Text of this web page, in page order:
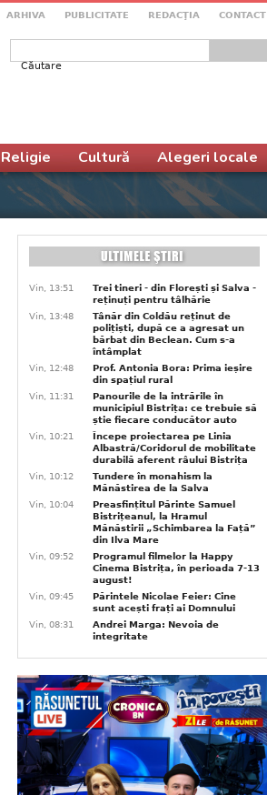
ARHIVA PUBLICITATE REDACŢIA CONTACT
Formular de căutare
Religie Cultură Alegeri locale
Vin, 13:51
Trei tineri - din Florești și Salva -
reținuți pentru tâlhărie
Vin, 13:48
Tânăr din Coldău reținut de
polițiști, după ce a agresat un
bărbat din Beclean. Cum s-a
întâmplat
Vin, 12:48
Prof. Antonia Bora: Prima ieșire
din spațiul rural
Vin, 11:31
Panourile de la intrările în
municipiul Bistrița: ce trebuie să
știe fiecare conducător auto
Vin, 10:21
Începe proiectarea pe Linia
Albastră/Coridorul de mobilitate
durabilă aferent râului Bistrița
Vin, 10:12
Tundere în monahism la
Mănăstirea de la Salva
Vin, 10:04
Preasfințitul Părinte Samuel
Bistrițeanul, la Hramul
Mănăstirii „Schimbarea la Față”
din Ilva Mare
Vin, 09:52
Programul filmelor la Happy
Cinema Bistrița, în perioada 7-13
august!
Vin, 09:45
Părintele Nicolae Feier: Cine
sunt acești frați ai Domnului
Vin, 08:31
Andrei Marga: Nevoia de
integritate